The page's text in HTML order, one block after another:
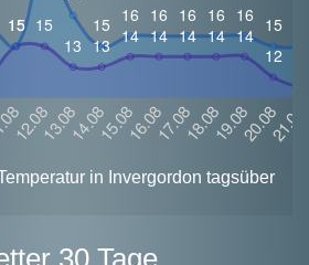
in Invergordon tagsüber
30 Tage